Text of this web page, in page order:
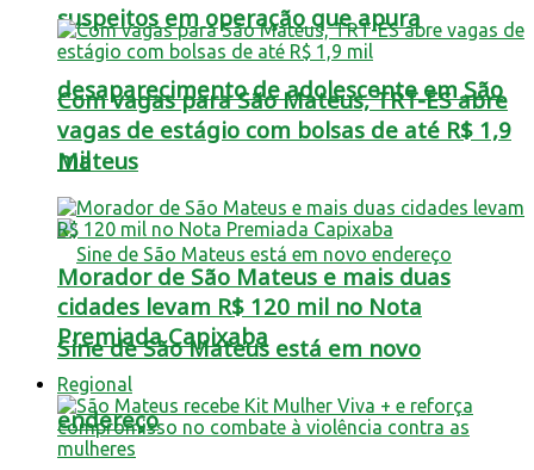
suspeitos em operação que apura
desaparecimento de adolescente em São
Mateus
Sine de São Mateus está em novo
endereço
Com vagas para São Mateus, TRT-ES abre
vagas de estágio com bolsas de até R$ 1,9
mil
Morador de São Mateus e mais duas
cidades levam R$ 120 mil no Nota
Premiada Capixaba
Regional